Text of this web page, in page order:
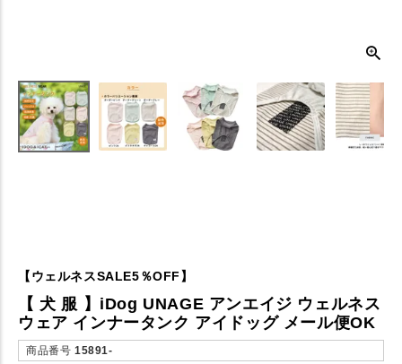
【ウェルネスSALE5％OFF】
【 犬 服 】iDog UNAGE アンエイジ ウェルネス
ウェア インナータンク アイドッグ メール便OK
商品番号 15891-